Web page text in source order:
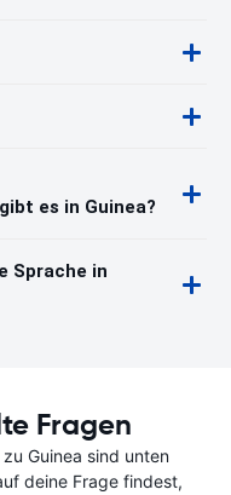
es in Guinea?
Sprache in
Fragen
Guinea sind unten
deine Frage findest,